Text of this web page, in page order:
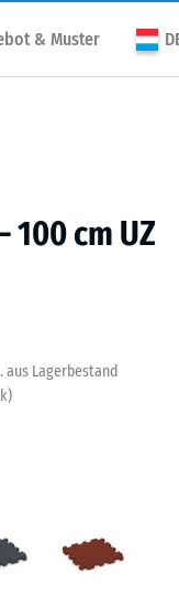
& Muster
cm UZ
aus Lagerbestand
Schiefergrau